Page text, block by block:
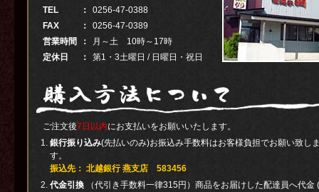
TEL
：
0256-47-0388
FAX
：
0256-47-0389
営業時間
：
月～土 10時～17時
定休日
： 第1・3土曜日 / 日曜日・祝日
ご注文後7日以内にお支払いをお願いいたします。
銀行振り込み(先払いのみ)お振込み手数料はお客様負担でお願い致し
す。
振込先： 北越銀行 燕支店 583456
代金引換 （代引き手数料一律315円）商品をお届けした配達員へ代金